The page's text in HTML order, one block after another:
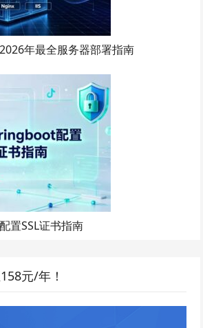
年最全服务器部署指南
置SSL证书指南
元/年！